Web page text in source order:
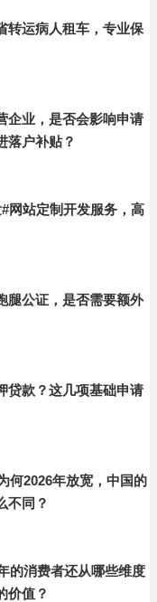
转运病人租车，专业保
企业，是否会影响申请
落户补贴？
#网站定制开发服务，高
腿公证，是否需要额外
贷款？这几项基础申请
何2026年放宽，中国的
不同？
的消费者还从哪些维度
价值？